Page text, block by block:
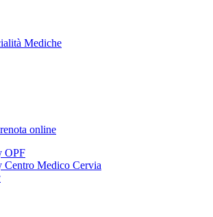
Mediche
online
OPF
Centro Medico Cervia